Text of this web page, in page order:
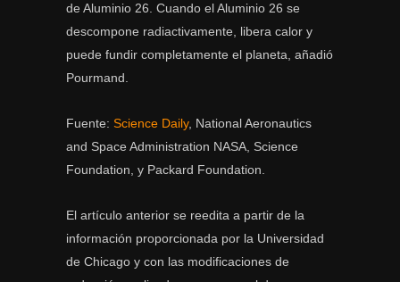
de Aluminio 26. Cuando el Aluminio 26 se
descompone radiactivamente, libera calor y
puede fundir completamente el planeta, añadió
Pourmand.
Fuente: Science Daily, National Aeronautics
and Space Administration NASA, Science
Foundation, y Packard Foundation.
El artículo anterior se reedita a partir de la
información proporcionada por la Universidad
de Chicago y con las modificaciones de